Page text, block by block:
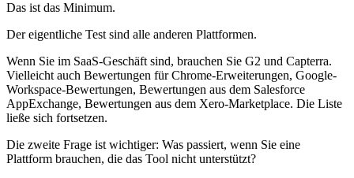
Das ist das Minimum.
Der eigentliche Test sind alle anderen Plattformen.
Wenn Sie im SaaS-Geschäft sind, brauchen Sie G2 und Capterra.
Vielleicht auch Bewertungen für Chrome-Erweiterungen, Google-
Workspace-Bewertungen, Bewertungen aus dem Salesforce
AppExchange, Bewertungen aus dem Xero-Marketplace. Die Liste
ließe sich fortsetzen.
Die zweite Frage ist wichtiger: Was passiert, wenn Sie eine
Plattform brauchen, die das Tool nicht unterstützt?